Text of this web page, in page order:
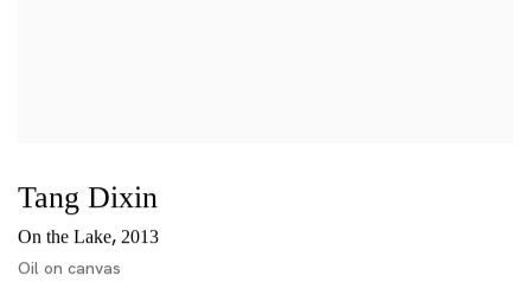
Tang Dixin
On the Lake, 2013
Oil on canvas